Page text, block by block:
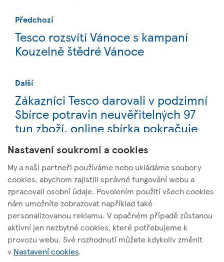
Předchozí
Tesco rozsvítí Vánoce s kampaní
Kouzelně štědré Vánoce
Další
Zákazníci Tesco darovali v podzimní
Sbírce potravin neuvěřitelných 97
tun zboží, online sbírka pokračuje
do 3. prosince
Tesco Stores ČR, a. s.
Vršovická 1527/68b; 100 00 Praha 10
Nastavení soukromí a cookies
My a naši partneři používáme nebo ukládáme soubory
cookies, abychom zajistili správné fungování webu a
zpracovali osobní údaje. Povolením použití všech cookies
nám umožníte zobrazovat například také
personalizovanou reklamu. V opačném případě zůstanou
aktivní jen nezbytné cookies, které potřebujeme k
provozu webu. Své rozhodnutí můžete kdykoliv změnit
v Nastavení cookies.